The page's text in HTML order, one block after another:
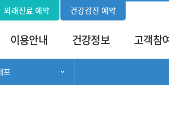
외래진료 예약
건강검진 예약
이용안내 건강정보 고객참
기
포